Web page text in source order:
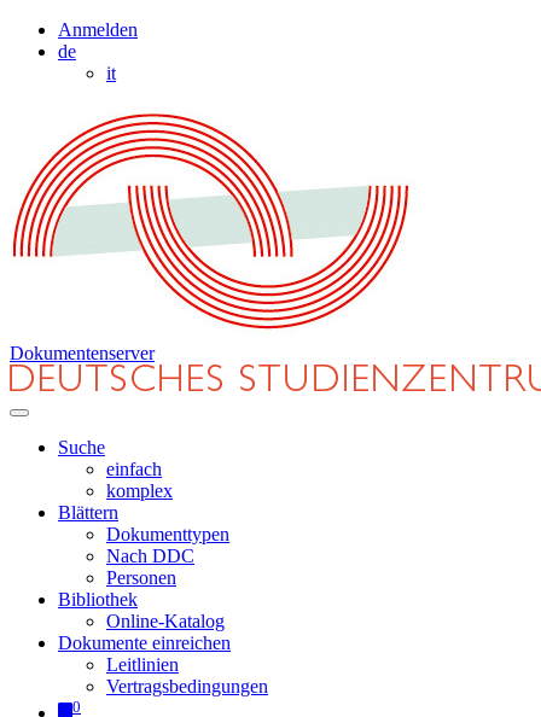
Anmelden
de
it
Dokumentenserver
Suche
einfach
komplex
Blättern
Dokumenttypen
Nach DDC
Personen
Bibliothek
Online-Katalog
Dokumente einreichen
Leitlinien
Vertragsbedingungen
0